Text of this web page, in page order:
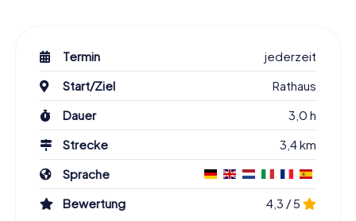
Termin
jederzeit
Start/Ziel
Rathaus
Dauer
3,0 h
Strecke
3,4 km
Sprache
Bewertung
4,3 / 5